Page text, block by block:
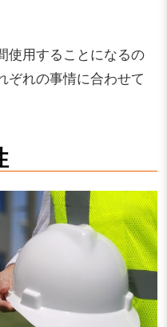
使用することになるの
ぞれの事情に合わせて